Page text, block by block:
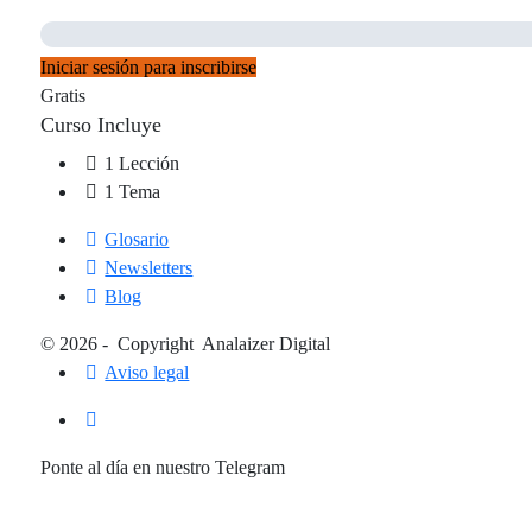
Iniciar sesión para inscribirse
Gratis
Curso Incluye
1 Lección
1 Tema
Glosario
Newsletters
Blog
© 2026 - Copyright Analaizer Digital
Aviso legal
Ponte al día en nuestro Telegram